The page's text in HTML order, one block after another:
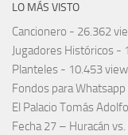
LO MÁS VISTO
Cancionero - 26.362
Jugadores Históricos -
Planteles - 10.453
Fondos para Whatsapp
El Palacio Tomás
Fecha 27 – Huracán